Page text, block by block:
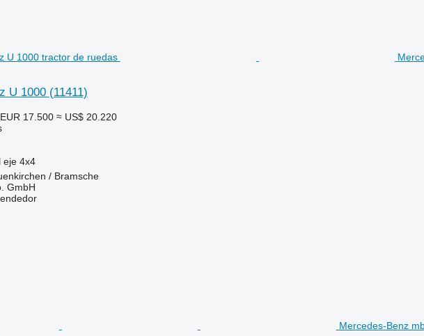
U 1000 (11411)
EUR 17.500 ≈ US$ 20.220
eje 4x4
/ Bramsche
GmbH
Mercedes-Benz